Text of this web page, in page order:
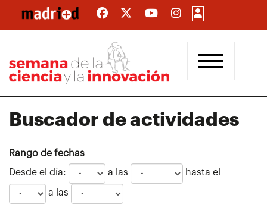
Buscador de actividades
Rango de fechas
Desde el día: a las hasta el
a las